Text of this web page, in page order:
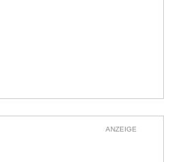
ANZEIGE